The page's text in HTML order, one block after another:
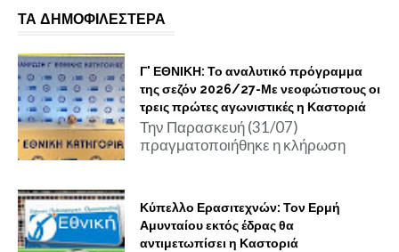
ΤΑ ΔΗΜΟΦΙΛΕΣΤΕΡΑ
Γ' ΕΘΝΙΚΗ: Το αναλυτικό πρόγραμμα
της σεζόν 2026/27-Με νεοφώτιστους οι
τρεις πρώτες αγωνιστικές η Καστοριά
Την Παρασκευή (31/07)
πραγματοποιήθηκε η κλήρωση
Κύπελλο Ερασιτεχνών: Τον Ερμή
Αμυνταίου εκτός έδρας θα
αντιμετωπίσει η Καστοριά